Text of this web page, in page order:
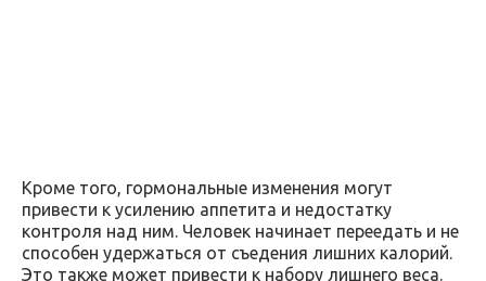
Кроме того, гормональные изменения могут
привести к усилению аппетита и недостатку
контроля над ним. Человек начинает переедать и не
способен удержаться от съедения лишних калорий.
Это также может привести к набору лишнего веса.